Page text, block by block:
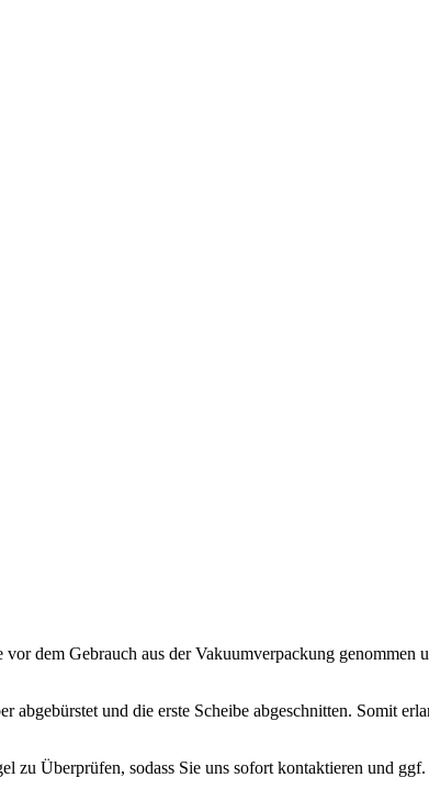
vor dem Gebrauch aus der Vakuumverpackung
abgebürstet und die erste Scheibe abgeschnitten. Somit
zu Überprüfen, sodass Sie uns sofort kontaktieren und